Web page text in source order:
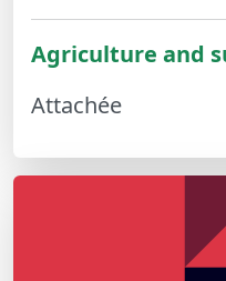
Agriculture and
Attachée